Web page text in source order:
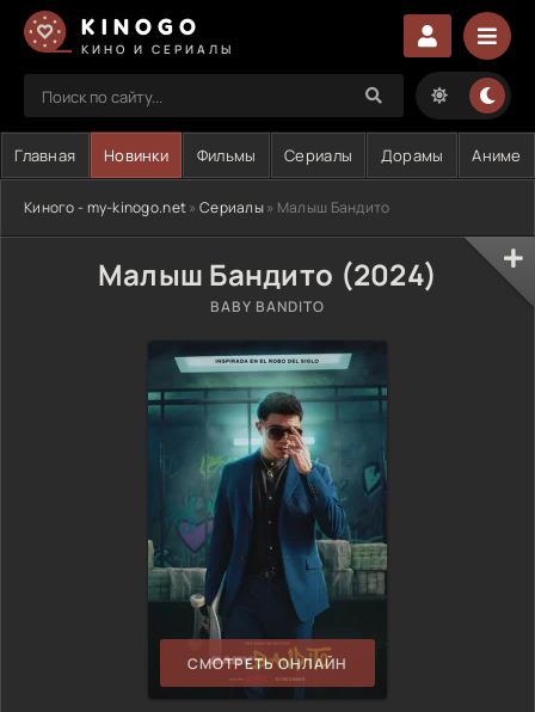
KINOGO
КИНО И СЕРИАЛЫ
Главная Новинки Фильмы Сериалы Дорамы Аниме
Киного - my-kinogo.net»Сериалы» Малыш Бандито
Малыш Бандито (2024)
BABY BANDITO
СМОТРЕТЬ ОНЛАЙН